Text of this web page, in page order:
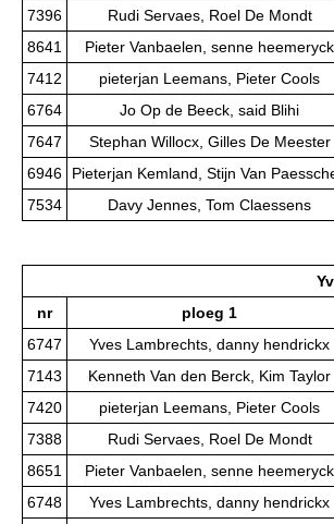
7396
Rudi Servaes, Roel De Mondt
8641
Pieter Vanbaelen, senne heemeryck
7412
pieterjan Leemans, Pieter Cools
6764
Jo Op de Beeck, said Blihi
7647
Stephan Willocx, Gilles De Meester
6946
Pieterjan Kemland, Stijn Van
7534
Davy Jennes, Tom Claessens
nr
ploeg 1
6747
Yves Lambrechts, danny hendrickx
7143
Kenneth Van den Berck, Kim Taylor
7420
pieterjan Leemans, Pieter Cools
7388
Rudi Servaes, Roel De Mondt
8651
Pieter Vanbaelen, senne heemeryck
6748
Yves Lambrechts, danny hendrickx